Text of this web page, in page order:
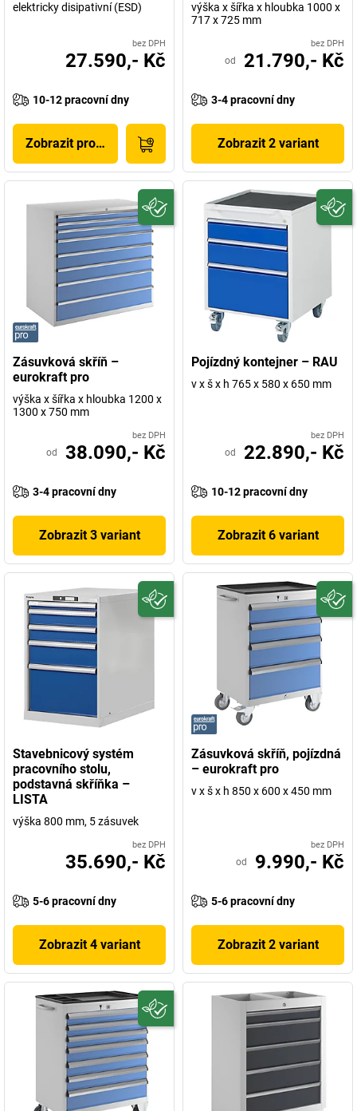
elektricky disipativní (ESD)
bez DPH
27.590,- Kč
10-12 pracovní dny
Zobrazit produkt
výška x šířka x hloubka 1000 x
717 x 725 mm
bez DPH
od 21.790,- Kč
3-4 pracovní dny
Zobrazit 2 variant
Zásuvková skříň –
eurokraft pro
výška x šířka x hloubka 1200 x
1300 x 750 mm
bez DPH
od 38.090,- Kč
3-4 pracovní dny
Zobrazit 3 variant
Pojízdný kontejner – RAU
v x š x h 765 x 580 x 650 mm
bez DPH
od 22.890,- Kč
10-12 pracovní dny
Zobrazit 6 variant
Stavebnicový systém
pracovního stolu,
podstavná skříňka –
LISTA
výška 800 mm, 5 zásuvek
bez DPH
35.690,- Kč
5-6 pracovní dny
Zobrazit 4 variant
Zásuvková skříň, pojízdná
– eurokraft pro
v x š x h 850 x 600 x 450 mm
bez DPH
od 9.990,- Kč
5-6 pracovní dny
Zobrazit 2 variant